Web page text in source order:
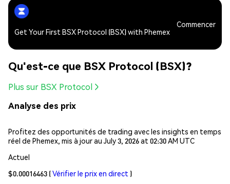
Get Your First BSX Protocol (BSX) with Phemex
Commencer
Qu'est-ce que BSX Protocol (BSX)?
Plus sur BSX Protocol
Analyse des prix
Profitez des opportunités de trading avec les insights en temps
réel de Phemex, mis à jour au July 3, 2026 at 02:30 AM UTC
Actuel
$0.00016463 (Vérifier le prix en direct )